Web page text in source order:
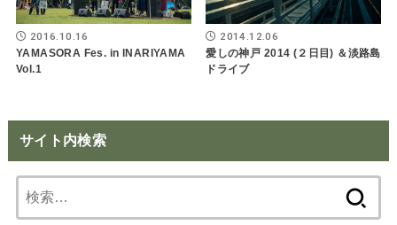
2016.10.16
YAMASORA Fes. in INARIYAMA
Vol.1
2014.12.06
愛しの神戸 2014 (２日目) ＆淡路島
ドライブ
サイト内検索
索: